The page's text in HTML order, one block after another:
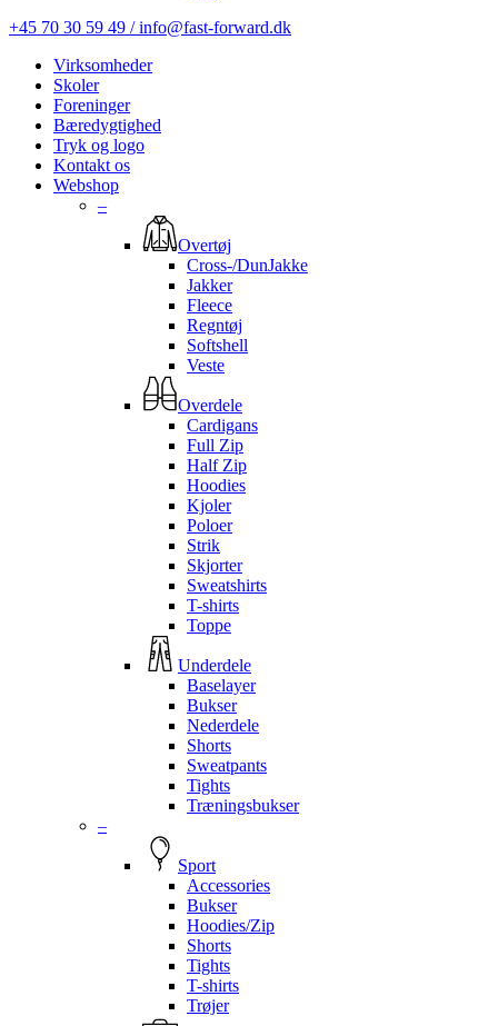
+45 70 30 59 49 / info@fast-forward.dk
Virksomheder
Skoler
Foreninger
Bæredygtighed
Tryk og logo
Kontakt os
Webshop
–
Overtøj
Cross-/DunJakke
Jakker
Fleece
Regntøj
Softshell
Veste
Overdele
Cardigans
Full Zip
Half Zip
Hoodies
Kjoler
Poloer
Strik
Skjorter
Sweatshirts
T-shirts
Toppe
Underdele
Baselayer
Bukser
Nederdele
Shorts
Sweatpants
Tights
Træningsbukser
–
Sport
Accessories
Bukser
Hoodies/Zip
Shorts
Tights
T-shirts
Trøjer